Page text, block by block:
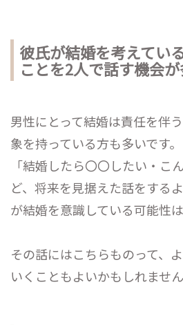
彼氏が結婚を考えてい
ことを2人で話す機会
男性にとって結婚は責任を伴
象を持っている方も多いです。
「結婚したら〇〇したい・こ
ど、将来を見据えた話をする
が結婚を意識している可能性
その話にはこちらものって、
いくこともよいかもしれませ